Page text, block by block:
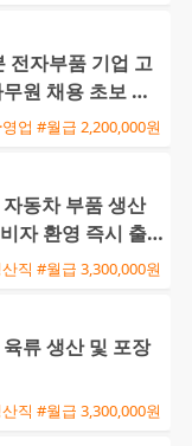
전자부품 기업 고
원 채용 초보 가
업 #월급 2,200,000원
동차 부품 생산
자 환영 즉시 출
직 #월급 3,300,000원
류 생산 및 포장
직 #월급 3,300,000원